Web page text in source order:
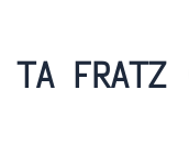
FRATZ